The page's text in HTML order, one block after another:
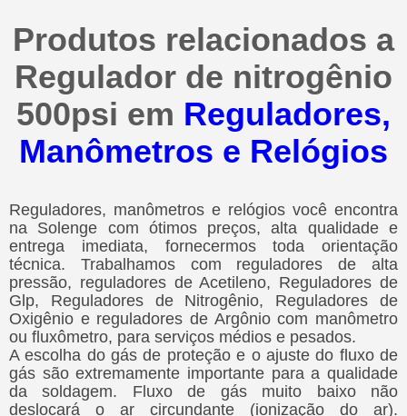
Produtos relacionados a
Regulador de nitrogênio
500psi em Reguladores,
Manômetros e Relógios
Reguladores, manômetros e relógios você encontra
na Solenge com ótimos preços, alta qualidade e
entrega imediata, fornecermos toda orientação
técnica. Trabalhamos com reguladores de alta
pressão, reguladores de Acetileno, Reguladores de
Glp, Reguladores de Nitrogênio, Reguladores de
Oxigênio e reguladores de Argônio com manômetro
ou fluxômetro, para serviços médios e pesados.
A escolha do gás de proteção e o ajuste do fluxo de
gás são extremamente importante para a qualidade
da soldagem. Fluxo de gás muito baixo não
deslocará o ar circundante (ionização do ar).